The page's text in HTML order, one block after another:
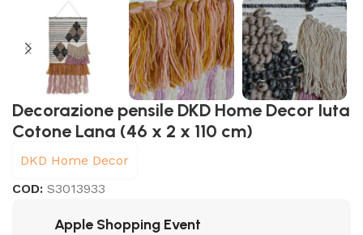
Decorazione pensile DKD Home Decor Iuta
Cotone Lana (46 x 2 x 110 cm)
DKD Home Decor
COD:S3013933
Apple Shopping Event